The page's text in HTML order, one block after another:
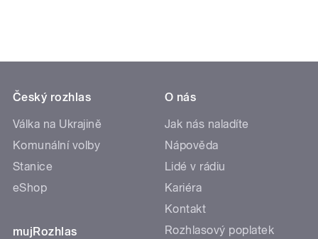
Český rozhlas
Válka na Ukrajině
Komunální volby
Stanice
eShop
mujRozhlas
O nás
Jak nás naladíte
Nápověda
Lidé v rádiu
Kariéra
Kontakt
Rozhlasový poplatek